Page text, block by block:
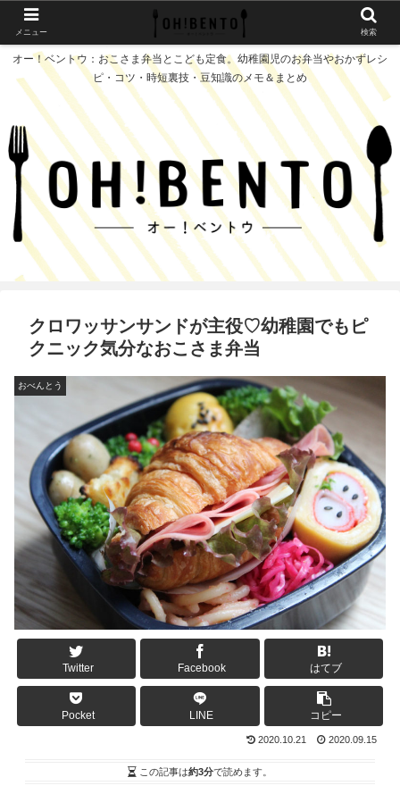
オー！ベントウ：おこさま弁当とこども定食。幼稚園児のお弁当やおかずレシ
ピ・コツ・時短裏技・豆知識のメモ＆まとめ
クロワッサンサンドが主役♡︎幼稚園でもピ
クニック気分なおこさま弁当
おべんとう
Twitter Facebook はてブ
Pocket LINE コピー
2020.10.21 2020.09.15
この記事は約3分で読めます。
メニュー 検索